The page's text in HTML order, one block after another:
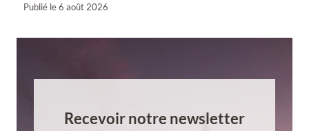
Publié le6 août 2026
Recevoir notre newsletter